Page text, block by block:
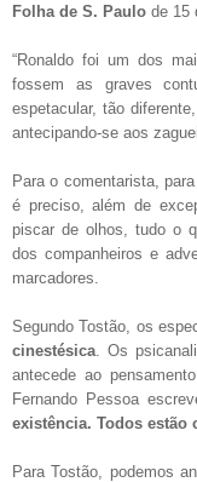
Folha de S. Paulo de 15
“Ronaldo foi um dos
fossem as graves
espetacular, tão
antecipando-se aos
Para o comentarista,
é preciso, além de
piscar de olhos, tudo o
dos companheiros e
marcadores.
Segundo Tostão, os
cinestésica . Os
antecede ao
Fernando Pessoa
existência. Todos estão
Para Tostão, podemos